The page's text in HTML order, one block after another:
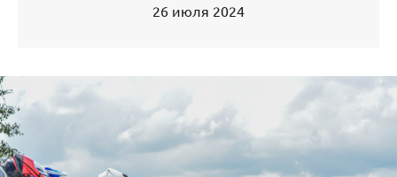
26 июля 2024